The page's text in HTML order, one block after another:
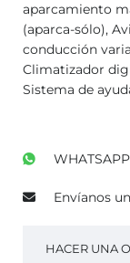
aparcamiento
(aparca-sólo),
conducción
Climatizador
Sistema de
WHATSAPP
Envíanos
HACER UNA